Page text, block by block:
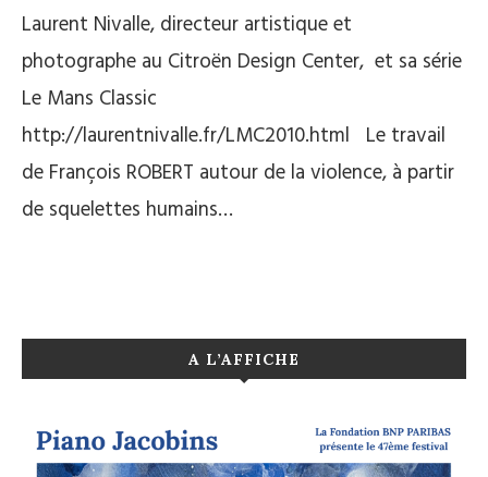
Laurent Nivalle, directeur artistique et
photographe au Citroën Design Center, et sa série
Le Mans Classic
http://laurentnivalle.fr/LMC2010.html Le travail
de François ROBERT autour de la violence, à partir
de squelettes humains…
A L’AFFICHE